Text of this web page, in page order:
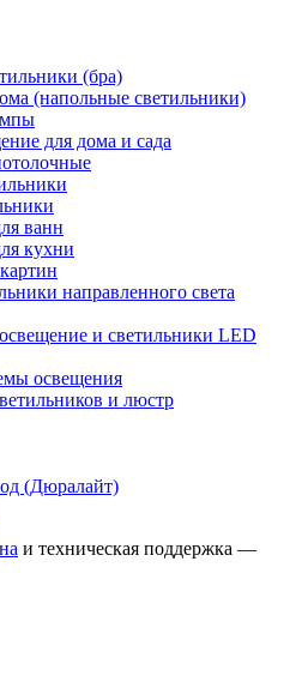
(бра)
(напольные светильники)
для дома и сада
ванн
кухни
направленного света
и светильники LED
освещения
и люстр
(Дюралайт)
и техническая поддержка —